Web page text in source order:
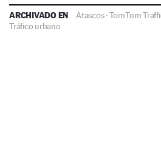
ARCHIVADO EN Atascos·TomTom
Tráfico urbano